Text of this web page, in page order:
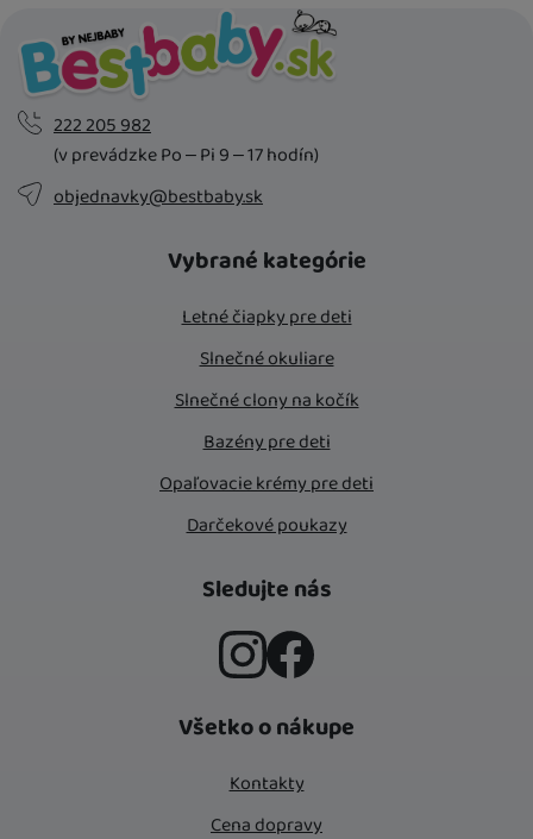
222 205 982
(v prevádzke Po – Pi 9 – 17 hodín)
objednavky@bestbaby.sk
Vybrané kategórie
Letné čiapky pre deti
Slnečné okuliare
Slnečné clony na kočík
Bazény pre deti
Opaľovacie krémy pre deti
Darčekové poukazy
Sledujte nás
Všetko o nákupe
Kontakty
Cena dopravy